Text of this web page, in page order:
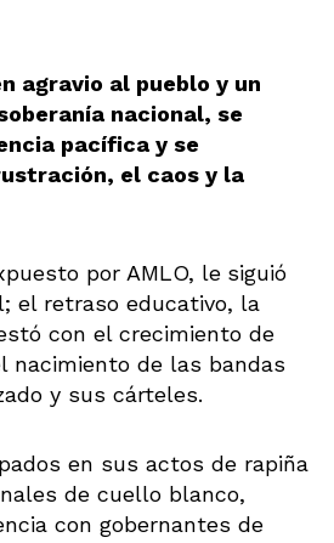
agravio al pueblo y un
nacional, se
pacífica y se
el caos y la
por AMLO, le siguió
el retraso educativo, la
con el crecimiento de
nacimiento de las bandas
y sus cárteles.
en sus actos de rapiña
de cuello blanco,
con gobernantes de